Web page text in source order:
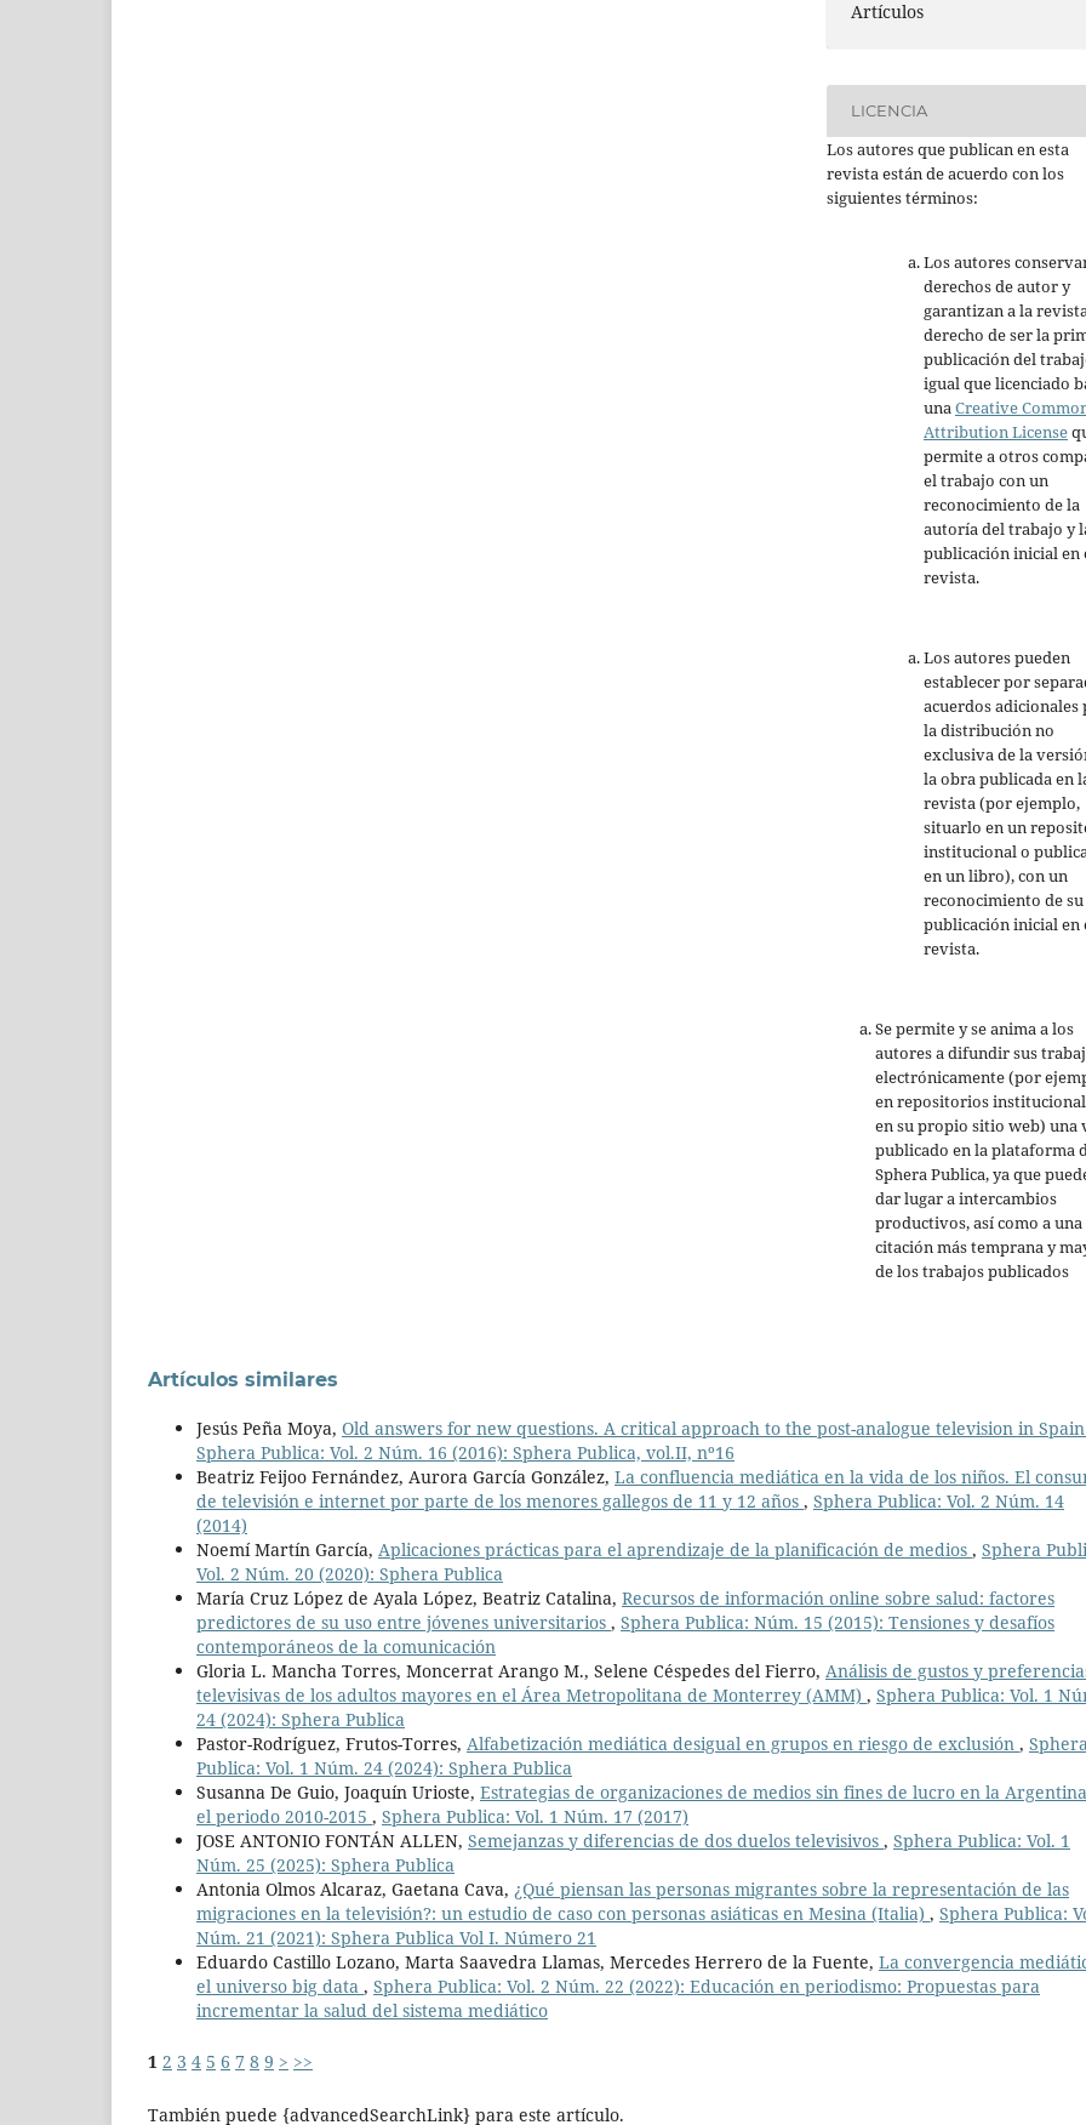
Artículos
LICENCIA
Los autores que publican en esta
revista están de acuerdo con los
siguientes términos:
Los autores
derechos de autor y
garantizan a la
derecho de ser la
publicación del
igual que licenciado
unaCreative
Attribution License
permite a otros
el trabajo con un
reconocimiento de la
autoría del trabajo y
publicación inicial en
revista.
Los autores pueden
establecer por
acuerdos adicionales
la distribución no
exclusiva de la
la obra publicada en
revista (por ejemplo,
situarlo en un
institucional o
en un libro), con un
reconocimiento de su
publicación inicial en
revista.
Se permite y se anima a los
autores a difundir sus
electrónicamente (por
en repositorios
en su propio sitio web) una
publicado en la plataforma
Sphera Publica, ya que
dar lugar a intercambios
productivos, así como a una
citación más temprana y
de los trabajos publicados
Artículos similares
Jesús Peña Moya, Old answers for new questions. A critical approach to the post-analogue television in
Sphera Publica: Vol. 2 Núm. 16 (2016): Sphera Publica, vol.II, nº16
Beatriz Feijoo Fernández, Aurora García González, La confluencia mediática en la vida de los niños. El
de televisión e internet por parte de los menores gallegos de 11 y 12 años , Sphera Publica: Vol. 2 Núm. 14
(2014)
Noemí Martín García, Aplicaciones prácticas para el aprendizaje de la planificación de medios , Sphera
Vol. 2 Núm. 20 (2020): Sphera Publica
María Cruz López de Ayala López, Beatriz Catalina, Recursos de información online sobre salud: factores
predictores de su uso entre jóvenes universitarios , Sphera Publica: Núm. 15 (2015): Tensiones y desafíos
contemporáneos de la comunicación
Gloria L. Mancha Torres, Moncerrat Arango M., Selene Céspedes del Fierro, Análisis de gustos y
televisivas de los adultos mayores en el Área Metropolitana de Monterrey (AMM) , Sphera Publica: Vol. 1
24 (2024): Sphera Publica
Pastor-Rodríguez, Frutos-Torres, Alfabetización mediática desigual en grupos en riesgo de exclusión ,
Publica: Vol. 1 Núm. 24 (2024): Sphera Publica
Susanna De Guio, Joaquín Urioste, Estrategias de organizaciones de medios sin fines de lucro en la
el periodo 2010-2015 , Sphera Publica: Vol. 1 Núm. 17 (2017)
JOSE ANTONIO FONTÁN ALLEN, Semejanzas y diferencias de dos duelos televisivos , Sphera Publica: Vol. 1
Núm. 25 (2025): Sphera Publica
Antonia Olmos Alcaraz, Gaetana Cava, ¿Qué piensan las personas migrantes sobre la representación de las
migraciones en la televisión?: un estudio de caso con personas asiáticas en Mesina (Italia) , Sphera Publica:
Núm. 21 (2021): Sphera Publica Vol I. Número 21
Eduardo Castillo Lozano, Marta Saavedra Llamas, Mercedes Herrero de la Fuente, La convergencia
el universo big data , Sphera Publica: Vol. 2 Núm. 22 (2022): Educación en periodismo: Propuestas para
incrementar la salud del sistema mediático
1 2 3 4 5 6 7 8 9 > >>
También puede {advancedSearchLink} para este artículo.